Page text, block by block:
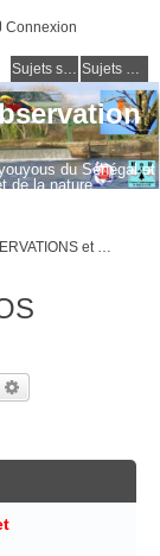
Connexion
Sujets sans réponse Sujets actifs
du Sénégal et
de la nature.